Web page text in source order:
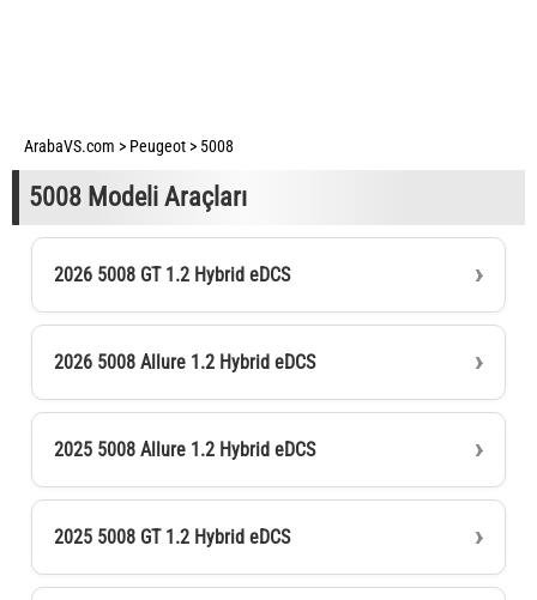
ArabaVS.com > Peugeot > 5008
5008 Modeli Araçları
2026 5008 GT 1.2 Hybrid eDCS
2026 5008 Allure 1.2 Hybrid eDCS
2025 5008 Allure 1.2 Hybrid eDCS
2025 5008 GT 1.2 Hybrid eDCS